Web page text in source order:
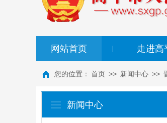
网站首页 走进高
您的位置： 首页 >> 新闻中心 >>
新闻中心